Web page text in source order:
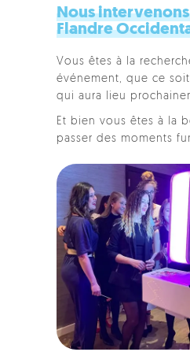
Nous
Flandre
Vous êtes à la
événement, que ce
qui aura lieu
Et bien vous êtes à la
passer des moments